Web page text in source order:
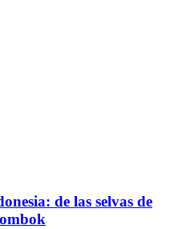
de las selvas de